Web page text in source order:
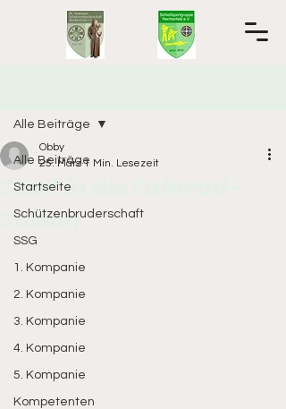
Alle Beiträge
Startseite
Schützenbruderschaft
SSG
1. Kompanie
2. Kompanie
3. Kompanie
4. Kompanie
5. Kompanie
Kompetenten
Alle Beiträge
Start in die Fahrrad-
Saison
Obby
25. März 1 Min. Lesezeit